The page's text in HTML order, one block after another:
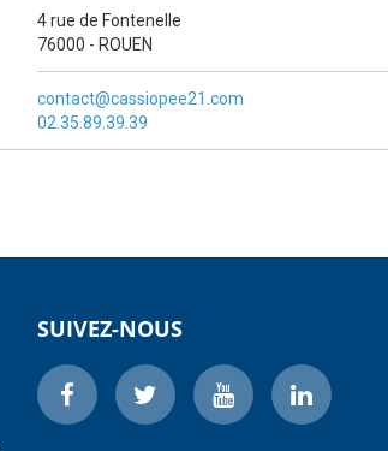
4 rue de Fontenelle
76000 - ROUEN
contact@cassiopee21.com
02.35.89.39.39
SUIVEZ-NOUS